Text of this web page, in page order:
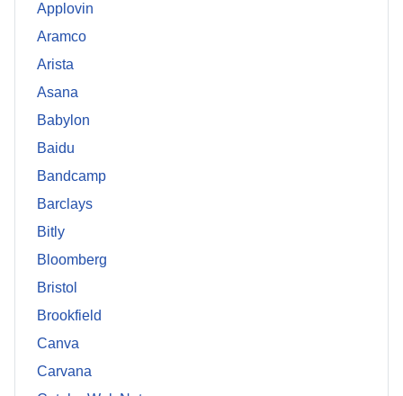
Applovin
Aramco
Arista
Asana
Babylon
Baidu
Bandcamp
Barclays
Bitly
Bloomberg
Bristol
Brookfield
Canva
Carvana